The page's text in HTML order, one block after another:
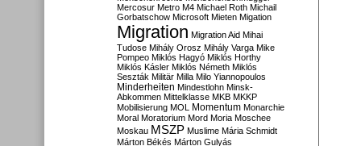
Mercosur Metro M4 Michael Roth Michail
Gorbatschow Microsoft Mieten Migation
Migration Migration Aid Mihai
Tudose Mihály Orosz Mihály Varga Mike
Pompeo Miklós Hagyó Miklós Horthy
Miklós Kásler Miklós Németh Miklós
Seszták Militär Milla Milo Yiannopoulos
Minderheiten Mindestlohn Minsk-
Abkommen Mittelklasse MKB MKKP
Mobilisierung MOL Momentum Monarchie
Moral Moratorium Mord Moria Moschee
Moskau MSZP Muslime Mária Schmidt
Márton Békés Márton Gulyás